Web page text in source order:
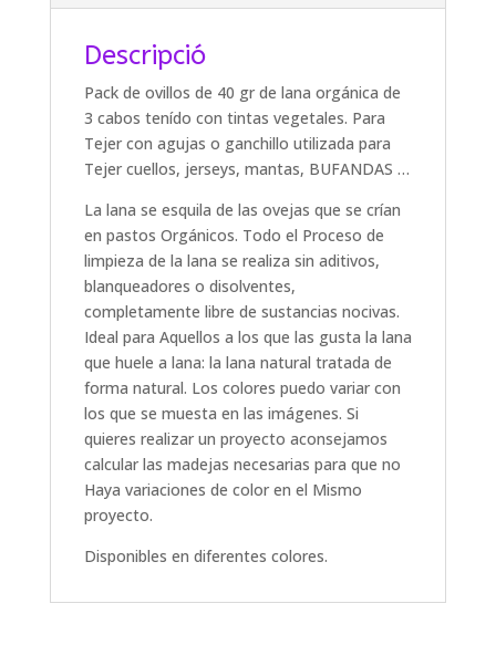
Descripció
Pack de ovillos de 40 gr de lana orgánica de
3 cabos tenído con tintas vegetales. Para
Tejer con agujas o ganchillo utilizada para
Tejer cuellos, jerseys, mantas, BUFANDAS …
La lana se esquila de las ovejas que se crían
en pastos Orgánicos. Todo el Proceso de
limpieza de la lana se realiza sin aditivos,
blanqueadores o disolventes,
completamente libre de sustancias nocivas.
Ideal para Aquellos a los que las gusta la lana
que huele a lana: la lana natural tratada de
forma natural. Los colores puedo variar con
los que se muesta en las imágenes. Si
quieres realizar un proyecto aconsejamos
calcular las madejas necesarias para que no
Haya variaciones de color en el Mismo
proyecto.
Disponibles en diferentes colores.